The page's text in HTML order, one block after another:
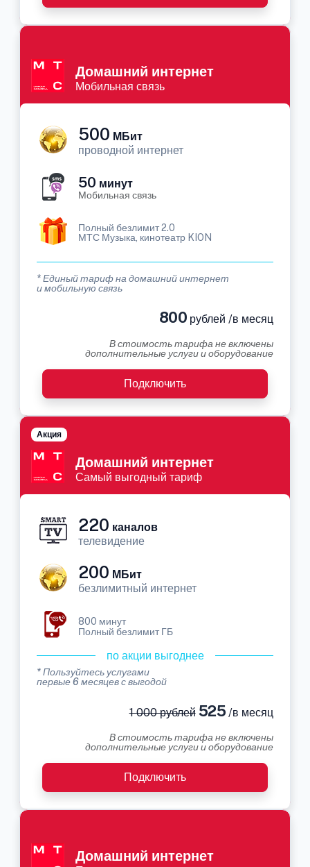
Домашний интернет
Мобильная связь
500 МБит
проводной интернет
50 минут
Мобильная связь
Полный безлимит 2.0
МТС Музыка, кинотеатр KION
* Единый тариф на домашний интернет
и мобильную связь
800 рублей /в месяц
В стоимость тарифа не включены
дополнительные услуги и оборудование
Подключить
Домашний интернет
Самый выгодный тариф
Акция
220 каналов
телевидение
200 МБит
безлимитный интернет
800 минут
Полный безлимит ГБ
по акции выгоднее
* Пользуйтесь услугами
первые 6 месяцев с выгодой
1 000 рублей525 /в месяц
В стоимость тарифа не включены
дополнительные услуги и оборудование
Подключить
Домашний интернет